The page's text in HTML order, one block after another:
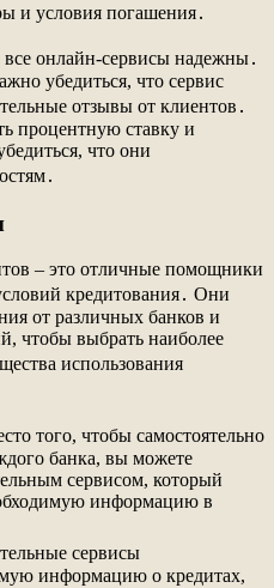
и условия погашения․
онлайн-сервисы надежны․
убедиться, что сервис
отзывы от клиентов․
процентную ставку и
что они
– это отличные помощники
кредитования․ Они
от различных банков и
чтобы выбрать наиболее
использования
того, чтобы самостоятельно
банка, вы можете
сервисом, который
информацию в
сервисы
информацию о кредитах,